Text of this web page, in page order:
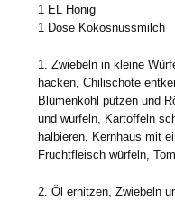
1 EL Honig
1 Dose Kokosnussmilch
1. Zwiebeln in kleine
hacken, Chilischote
Blumenkohl putzen und
und würfeln, Kartoffeln
halbieren, Kernhaus mit
Fruchtfleisch würfeln,
2. Öl erhitzen, Zwiebeln